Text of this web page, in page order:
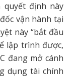
định này
vận hành tại
này “bắt đầu
lập trình được,
đang mở cánh
dụng tài chính